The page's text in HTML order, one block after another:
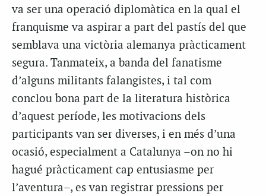
va ser una operació diplomàtica en la qual el
franquisme va aspirar a part del pastís del que
semblava una victòria alemanya pràcticament
segura. Tanmateix, a banda del fanatisme
d’alguns militants falangistes, i tal com
conclou bona part de la literatura històrica
d’aquest període, les motivacions dels
participants van ser diverses, i en més d’una
ocasió, especialment a Catalunya –on no hi
hagué pràcticament cap entusiasme per
l’aventura–, es van registrar pressions per